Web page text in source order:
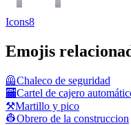
Icons8
Emojis
🦺Chaleco de seguridad
🏧Cartel de cajero
⚒️Martillo y pico
👷Obrero de la construccion